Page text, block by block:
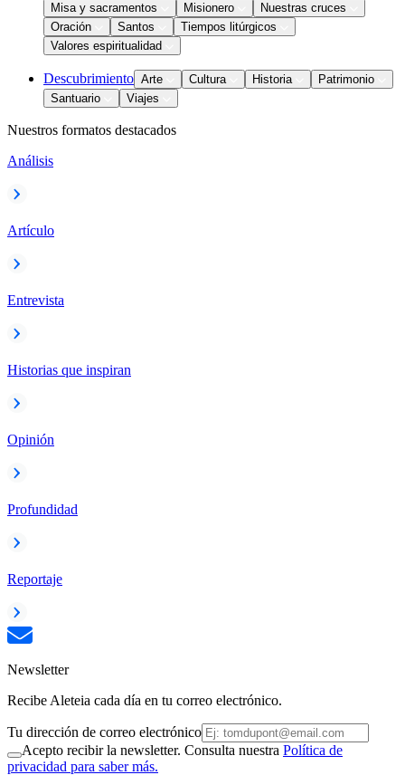
Misa y sacramentos
Misionero
Nuestras cruces
Oración
Santos
Tiempos litúrgicos
Valores espiritualidad
Descubrimiento Arte Cultura Historia
Patrimonio
Santuario
Viajes
Nuestros formatos destacados
Análisis
Artículo
Entrevista
Historias que inspiran
Opinión
Profundidad
Reportaje
Newsletter
Recibe Aleteia cada día en tu correo electrónico.
Tu dirección de correo electrónico
Acepto recibir la newsletter. Consulta nuestra Política de
privacidad para saber más.